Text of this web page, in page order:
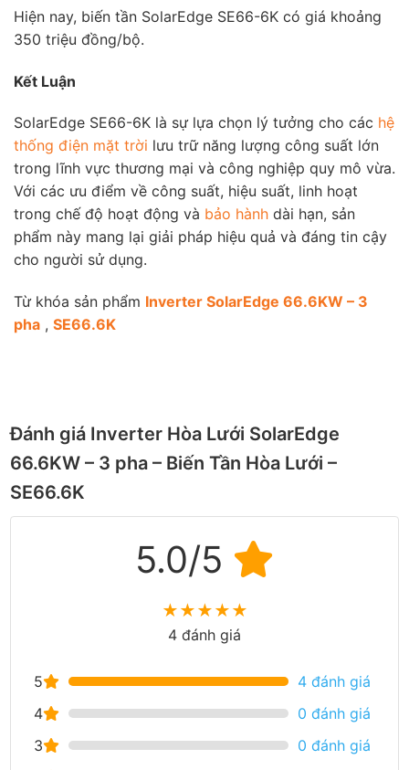
Hiện nay, biến tần SolarEdge SE66-6K có giá khoảng
350 triệu đồng/bộ.
Kết Luận
SolarEdge SE66-6K là sự lựa chọn lý tưởng cho các hệ
thống điện mặt trời lưu trữ năng lượng công suất lớn
trong lĩnh vực thương mại và công nghiệp quy mô vừa.
Với các ưu điểm về công suất, hiệu suất, linh hoạt
trong chế độ hoạt động và bảo hành dài hạn, sản
phẩm này mang lại giải pháp hiệu quả và đáng tin cậy
cho người sử dụng.
Từ khóa sản phẩm Inverter SolarEdge 66.6KW – 3
pha , SE66.6K
Đánh giá Inverter Hòa Lưới SolarEdge
66.6KW – 3 pha – Biến Tần Hòa Lưới –
SE66.6K
5.0/5
★★★★★
4 đánh giá
5
4 đánh giá
4
0 đánh giá
3
0 đánh giá